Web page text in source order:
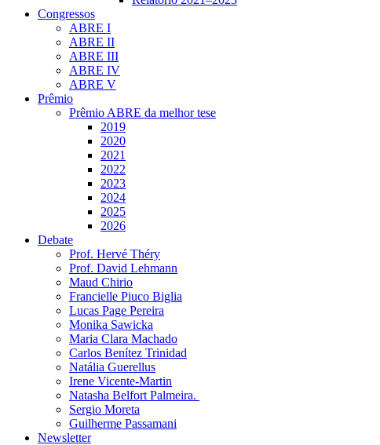
Congressos
ABRE I
ABRE II
ABRE III
ABRE IV
ABRE V
Prêmio
Prêmio ABRE da melhor tese
2019
2020
2021
2022
2023
2024
2025
2026
Debate
Prof. Hervé Théry
Prof. David Lehmann
Maud Chirio
Francielle Piuco Biglia
Lucas Page Pereira
Monika Sawicka
Maria Clara Machado
Carlos Benítez Trinidad
Natália Guerellus
Irene Vicente-Martin
Natasha Belfort Palmeira.
Sergio Moreta
Guilherme Passamani
Newsletter